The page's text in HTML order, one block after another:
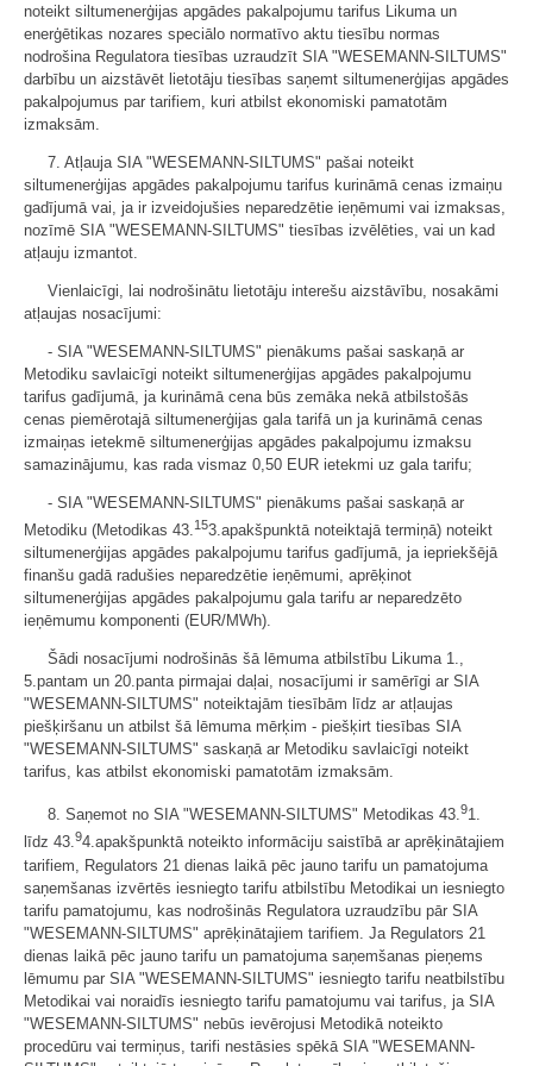
noteikt siltumenerģijas apgādes pakalpojumu tarifus Likuma un
enerģētikas nozares speciālo normatīvo aktu tiesību normas
nodrošina Regulatora tiesības uzraudzīt SIA "WESEMANN-SILTUMS"
darbību un aizstāvēt lietotāju tiesības saņemt siltumenerģijas apgādes
pakalpojumus par tarifiem, kuri atbilst ekonomiski pamatotām
izmaksām.
7. Atļauja SIA "WESEMANN-SILTUMS" pašai noteikt
siltumenerģijas apgādes pakalpojumu tarifus kurināmā cenas izmaiņu
gadījumā vai, ja ir izveidojušies neparedzētie ieņēmumi vai izmaksas,
nozīmē SIA "WESEMANN-SILTUMS" tiesības izvēlēties, vai un kad
atļauju izmantot.
Vienlaicīgi, lai nodrošinātu lietotāju interešu aizstāvību, nosakāmi
atļaujas nosacījumi:
- SIA "WESEMANN-SILTUMS" pienākums pašai saskaņā ar
Metodiku savlaicīgi noteikt siltumenerģijas apgādes pakalpojumu
tarifus gadījumā, ja kurināmā cena būs zemāka nekā atbilstošās
cenas piemērotajā siltumenerģijas gala tarifā un ja kurināmā cenas
izmaiņas ietekmē siltumenerģijas apgādes pakalpojumu izmaksu
samazinājumu, kas rada vismaz 0,50 EUR ietekmi uz gala tarifu;
- SIA "WESEMANN-SILTUMS" pienākums pašai saskaņā ar
Metodiku (Metodikas 43. 153.apakšpunktā noteiktajā termiņā) noteikt
siltumenerģijas apgādes pakalpojumu tarifus gadījumā, ja iepriekšējā
finanšu gadā radušies neparedzētie ieņēmumi, aprēķinot
siltumenerģijas apgādes pakalpojumu gala tarifu ar neparedzēto
ieņēmumu komponenti (EUR/MWh).
Šādi nosacījumi nodrošinās šā lēmuma atbilstību Likuma 1.,
5.pantam un 20.panta pirmajai daļai, nosacījumi ir samērīgi ar SIA
"WESEMANN-SILTUMS" noteiktajām tiesībām līdz ar atļaujas
piešķiršanu un atbilst šā lēmuma mērķim - piešķirt tiesības SIA
"WESEMANN-SILTUMS" saskaņā ar Metodiku savlaicīgi noteikt
tarifus, kas atbilst ekonomiski pamatotām izmaksām.
8. Saņemot no SIA "WESEMANN-SILTUMS" Metodikas 43.91.
līdz 43.94.apakšpunktā noteikto informāciju saistībā ar aprēķinātajiem
tarifiem, Regulators 21 dienas laikā pēc jauno tarifu un pamatojuma
saņemšanas izvērtēs iesniegto tarifu atbilstību Metodikai un iesniegto
tarifu pamatojumu, kas nodrošinās Regulatora uzraudzību pār SIA
"WESEMANN-SILTUMS" aprēķinātajiem tarifiem. Ja Regulators 21
dienas laikā pēc jauno tarifu un pamatojuma saņemšanas pieņems
lēmumu par SIA "WESEMANN-SILTUMS" iesniegto tarifu neatbilstību
Metodikai vai noraidīs iesniegto tarifu pamatojumu vai tarifus, ja SIA
"WESEMANN-SILTUMS" nebūs ievērojusi Metodikā noteikto
procedūru vai termiņus, tarifi nestāsies spēkā SIA "WESEMANN-